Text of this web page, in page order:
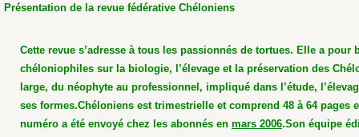
Présentation de la revue fédérative Chéloniens
Cette revue s’adresse à tous les passionnés de tortues. Elle a
chéloniophiles sur la biologie, l’élevage et la préservation des
large, du néophyte au professionnel, impliqué dans l’étude,
ses formes.Chéloniens est trimestrielle et comprend 48 à 64 pages
numéro a été envoyé chez les abonnés en mars 2006.Son équipe